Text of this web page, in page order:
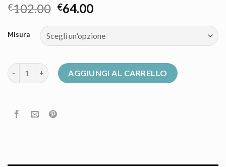
€102.00 €64.00
Misura
piumini save the duck quantitàAGGIUNGI AL CARRELLO